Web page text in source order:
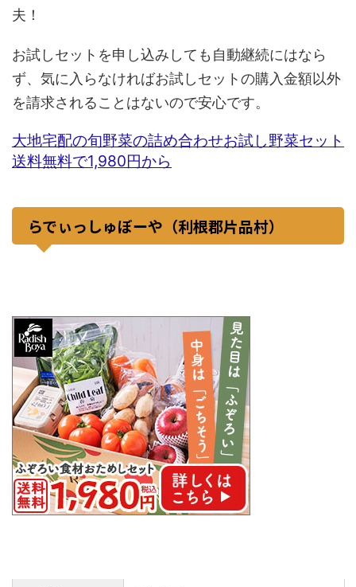
夫！
お試しセットを申し込みしても自動継続にはなら
ず、気に入らなければお試しセットの購入金額以外
を請求されることはないので安心です。
大地宅配の旬野菜の詰め合わせお試し野菜セット
送料無料で1,980円から
らでぃっしゅぼーや（利根郡片品村）